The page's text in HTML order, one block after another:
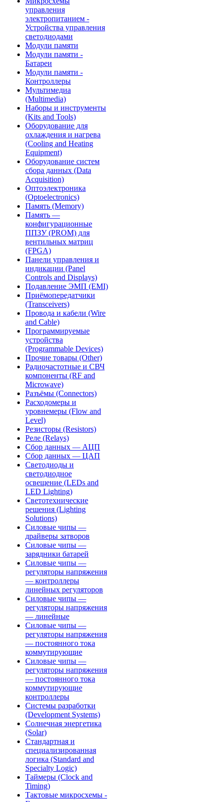
управления
электропитанием -
Устройства управления
светодиодами
Модули памяти
Модули памяти -
Батареи
Модули памяти -
Контроллеры
Мультимедиа
(Multimedia)
Наборы и инструменты
(Kits and Tools)
Оборудование для
охлаждения и нагрева
(Cooling and Heating
Equipment)
Оборудование систем
сбора данных (Data
Acquisition)
Оптоэлектроника
(Optoelectronics)
Память (Memory)
Память —
конфигурационные
ППЗУ (PROM) для
вентильных матриц
(FPGA)
Панели управления и
индикации (Panel
Controls and Displays)
Подавление ЭМП (EMI)
Приёмопередатчики
(Transceivers)
Провода и кабели (Wire
and Cable)
Программируемые
устройства
(Programmable Devices)
Прочие товары (Other)
Радиочастотные и СВЧ
компоненты (RF and
Microwave)
Разъёмы (Connectors)
Расходомеры и
уровнемеры (Flow and
Level)
Резисторы (Resistors)
Реле (Relays)
Сбор данных — АЦП
Сбор данных — ЦАП
Светодиоды и
светодиодное
освещение (LEDs and
LED Lighting)
Светотехнические
решения (Lighting
Solutions)
Силовые чипы —
драйверы затворов
Силовые чипы —
зарядники батарей
Силовые чипы —
регуляторы напряжения
— контроллеры
линейных регуляторов
Силовые чипы —
регуляторы напряжения
— линейные
Силовые чипы —
регуляторы напряжения
— постоянного тока
коммутирующие
Силовые чипы —
регуляторы напряжения
— постоянного тока
коммутирующие
контроллеры
Системы разработки
(Development Systems)
Солнечная энергетика
(Solar)
Стандартная и
специализированная
логика (Standard and
Specialty Logic)
Таймеры (Clock and
Timing)
Тактовые микросхемы -